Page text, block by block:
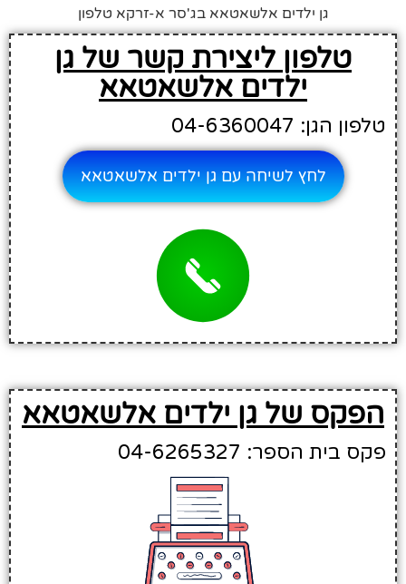
גן ילדים אלשאטאא בג'סר א-זרקא טלפון
טלפון ליצירת קשר של גן
ילדים אלשאטאא
טלפון הגן: 04-6360047
לחץ לשיחה עם גן ילדים אלשאטאא
הפקס של גן ילדים אלשאטאא
פקס בית הספר: 04-6265327